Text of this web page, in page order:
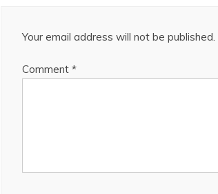
Your email address will not be published.
Comment *